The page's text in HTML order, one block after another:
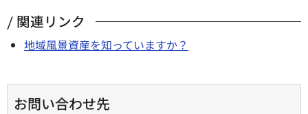
関連リンク
地域風景資産を知っていますか？
お問い合わせ先